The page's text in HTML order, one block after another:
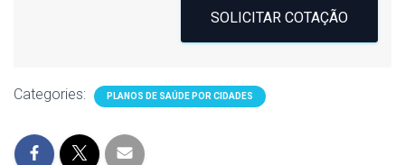
SOLICITAR COTAÇÃO
Categories: PLANOS DE SAÚDE POR CIDADES